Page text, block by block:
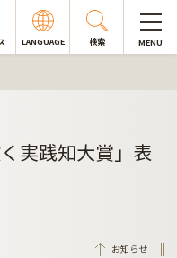
LANGUAGE 検索 MENU
実践知大賞」表
お知らせ